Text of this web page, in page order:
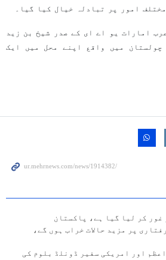
امور پر تبادلہ خیال کیا گیا۔
امارات یو اے ای کے صدر شیخ بن زید
چولستان میں واقع اپنے محل میں ایک
غور کر لیا گیا ہے، پاکستان
پر مزید حالات خراب ہوں گے،
اور امریکی سفیر ڈونلڈ بلوم کی